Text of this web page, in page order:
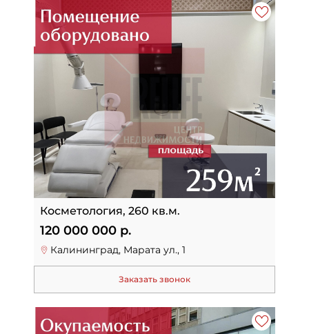
Косметология, 260 кв.м.
120 000 000 р.
Калининград, Марата ул., 1
Заказать звонок